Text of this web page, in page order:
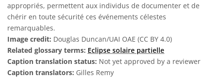
appropriés, permettent aux individus de documenter et de
chérir en toute sécurité ces événements célestes
remarquables.
Image credit: Douglas Duncan/UAI OAE (CC BY 4.0)
Related glossary terms: Eclipse solaire partielle
Caption translation status: Not yet approved by a reviewer
Caption translators: Gilles Remy